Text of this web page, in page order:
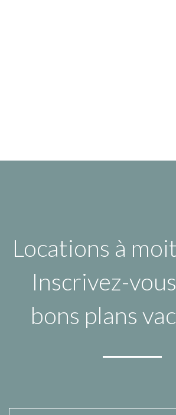
Locations à
Inscrivez-
bons plans